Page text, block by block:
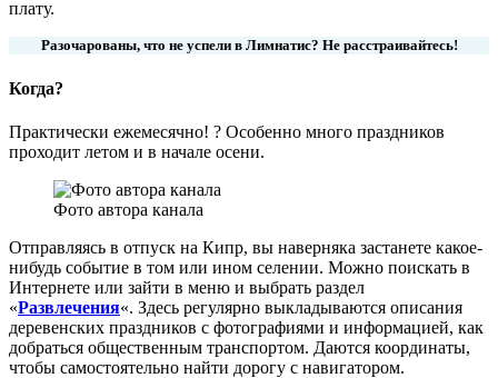
плату.
Разочарованы, что не успели в Лимнатис? Не расстраивайтесь!
Когда?
Практически ежемесячно! ? Особенно много праздников
проходит летом и в начале осени.
Фото автора канала
Отправляясь в отпуск на Кипр, вы наверняка застанете какое-
нибудь событие в том или ином селении. Можно поискать в
Интернете или зайти в меню и выбрать раздел
«Развлечения«. Здесь регулярно выкладываются описания
деревенских праздников с фотографиями и информацией, как
добраться общественным транспортом. Даются координаты,
чтобы самостоятельно найти дорогу с навигатором.